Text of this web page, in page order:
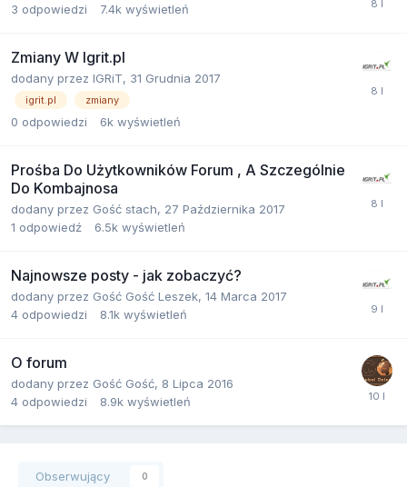
3 odpowiedzi 7.4k wyświetleń
Zmiany W Igrit.pl
dodany przez IGRiT, 31 Grudnia 2017
igrit.pl zmiany
0 odpowiedzi 6k wyświetleń
Prośba Do Użytkowników Forum , A Szczególnie
Do Kombajnosa
dodany przez Gość stach, 27 Października 2017
1 odpowiedź 6.5k wyświetleń
Najnowsze posty - jak zobaczyć?
dodany przez Gość Gość Leszek, 14 Marca 2017
4 odpowiedzi 8.1k wyświetleń
O forum
dodany przez Gość Gość, 8 Lipca 2016
4 odpowiedzi 8.9k wyświetleń
Obserwujący 0